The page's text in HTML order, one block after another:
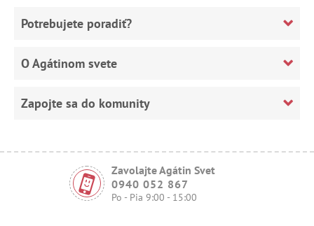
Potrebujete poradiť?
O Agátinom svete
Zapojte sa do komunity
Zavolajte Agátin Svet
0940 052 867
Po - Pia 9:00 - 15:00